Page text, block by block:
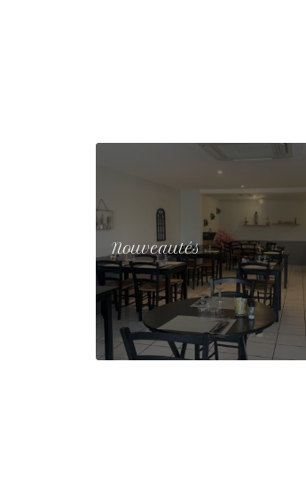
Nouveautés